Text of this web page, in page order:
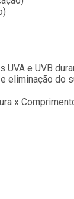
UVA e UVB
eliminação do
x